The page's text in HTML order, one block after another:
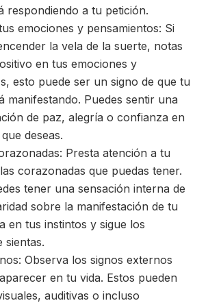
respondiendo a tu petición.
emociones y pensamientos: Si
la vela de la suerte, notas
en tus emociones y
esto puede ser un signo de que tu
manifestando. Puedes sentir una
de paz, alegría o confianza en
deseas.
Presta atención a tu
corazonadas que puedas tener.
tener una sensación interna de
sobre la manifestación de tu
en tus instintos y sigue los
sientas.
Observa los signos externos
en tu vida. Estos pueden
auditivas o incluso